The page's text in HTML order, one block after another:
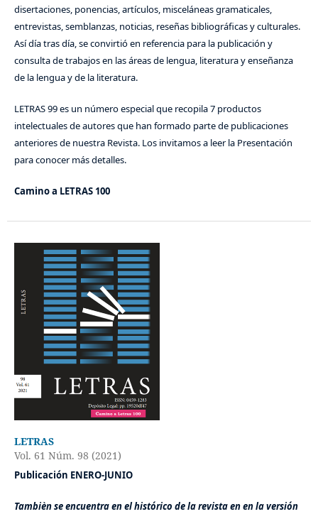
disertaciones, ponencias, artículos, misceláneas gramaticales,
entrevistas, semblanzas, noticias, reseñas bibliográficas y culturales.
Así día tras día, se convirtió en referencia para la publicación y
consulta de trabajos en las áreas de lengua, literatura y enseñanza
de la lengua y de la literatura.
LETRAS 99 es un número especial que recopila 7 productos
intelectuales de autores que han formado parte de publicaciones
anteriores de nuestra Revista. Los invitamos a leer la Presentación
para conocer más detalles.
Camino a LETRAS 100
LETRAS
Vol. 61 Núm. 98 (2021)
Publicación ENERO-JUNIO
Tambièn se encuentra en el histórico de la revista en en la versión